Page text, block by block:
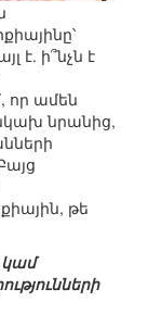
է. ի՞նչն է
որ ամեն
նրանից,
թե